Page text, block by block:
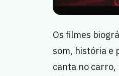
Os filmes
som, história e
canta no carro,